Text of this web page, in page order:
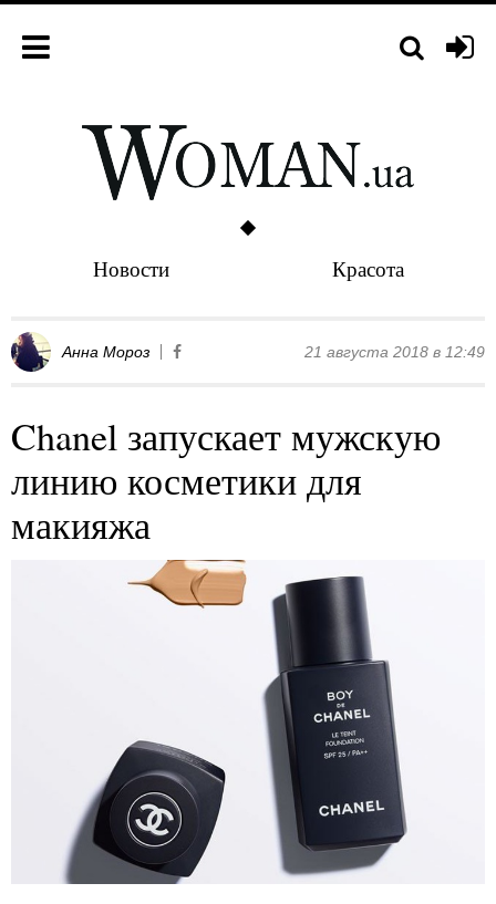
Новости Красота
Анна Мороз 21 августа 2018 в 12:49
Chanel запускает мужскую
линию косметики для
макияжа